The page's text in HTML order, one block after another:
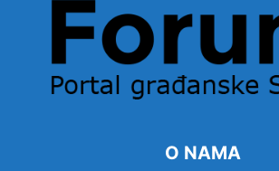
O NAMA